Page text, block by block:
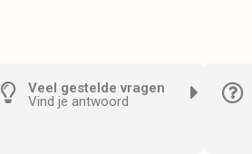
Veel gestelde vragen
Vind je antwoord